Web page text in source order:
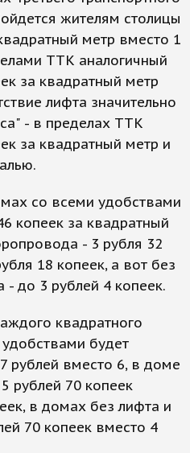
жителям столицы
метр вместо 1
ТТК аналогичный
за квадратный метр
лифта значительно
- в пределах ТТК
за квадратный метр и
со всеми удобствами
копеек за квадратный
- 3 рубля 32
18 копеек, а вот без
до 3 рублей 4 копеек.
квадратного
будет
рублей вместо 6, в доме
рублей 70 копеек
в домах без лифта и
70 копеек вместо 4